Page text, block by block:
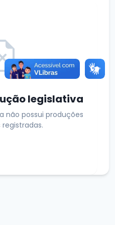
legislativa
não possui produções